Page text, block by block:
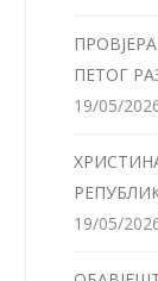
ПЕТОГ
19/05/
19/05/